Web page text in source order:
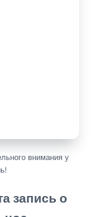
внимания у
запись о